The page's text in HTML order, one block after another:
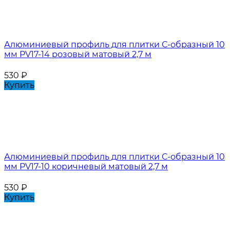
Алюминиевый профиль для плитки С-образный 10
мм PV17-14 розовый матовый 2,7 м
530 ₽
Купить
Алюминиевый профиль для плитки С-образный 10
мм PV17-10 коричневый матовый 2,7 м
530 ₽
Купить